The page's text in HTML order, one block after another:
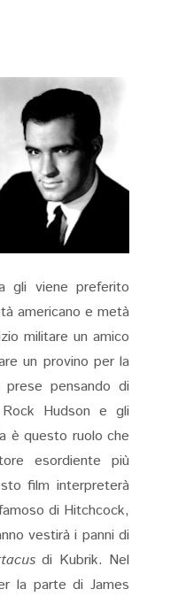
gli viene preferito
americano e metà
militare un amico
un provino per la
pensando di
Hudson e gli
è questo ruolo che
esordiente più
film interpreterà
di Hitchcock,
vestirà i panni di
di Kubrik. Nel
la parte di James